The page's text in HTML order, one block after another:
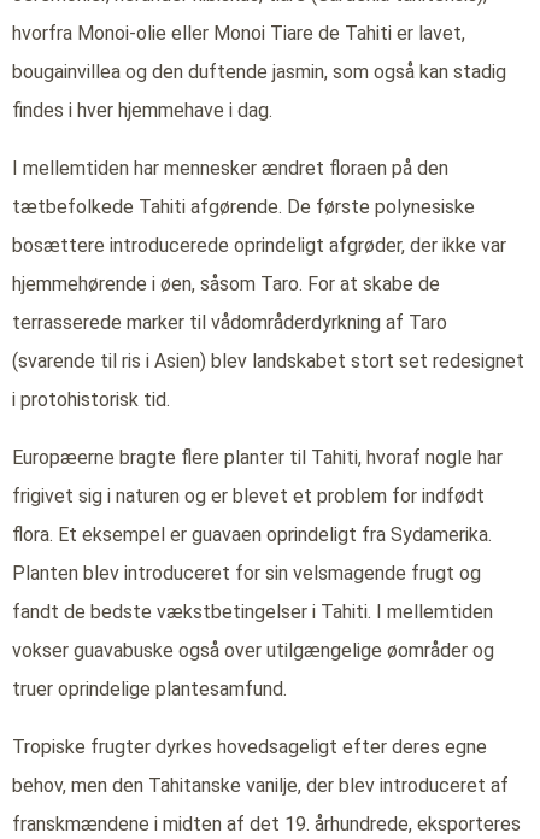
hvorfra Monoi-olie eller Monoi Tiare de Tahiti er lavet,
bougainvillea og den duftende jasmin, som også kan stadig
findes i hver hjemmehave i dag.
I mellemtiden har mennesker ændret floraen på den
tætbefolkede Tahiti afgørende. De første polynesiske
bosættere introducerede oprindeligt afgrøder, der ikke var
hjemmehørende i øen, såsom Taro. For at skabe de
terrasserede marker til vådområderdyrkning af Taro
(svarende til ris i Asien) blev landskabet stort set redesignet
i protohistorisk tid.
Europæerne bragte flere planter til Tahiti, hvoraf nogle har
frigivet sig i naturen og er blevet et problem for indfødt
flora. Et eksempel er guavaen oprindeligt fra Sydamerika.
Planten blev introduceret for sin velsmagende frugt og
fandt de bedste vækstbetingelser i Tahiti. I mellemtiden
vokser guavabuske også over utilgængelige øområder og
truer oprindelige plantesamfund.
Tropiske frugter dyrkes hovedsageligt efter deres egne
behov, men den Tahitanske vanilje, der blev introduceret af
franskmændene i midten af det 19. århundrede, eksporteres